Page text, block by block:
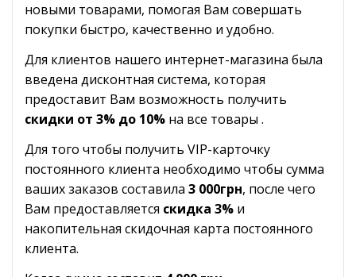
новыми товарами, помогая Вам совершать
покупки быстро, качественно и удобно.
Для клиентов нашего интернет-магазина была
введена дисконтная система, которая
предоставит Вам возможность получить
скидки от 3% до 10% на все товары .
Для того чтобы получить VIP-карточку
постоянного клиента необходимо чтобы сумма
ваших заказов составила 3 000грн, после чего
Вам предоставляется скидка 3% и
накопительная скидочная карта постоянного
клиента.